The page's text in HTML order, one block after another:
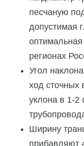
песчаную
допустимая
регионах
Угол
ход сточных
уклона в 1-2
Ширину
прибавляют